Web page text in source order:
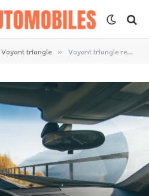
Voyant triangle » Voyant triangle reste allumé sur la Toyota Land Cruiser Serie 70 : Comment faire ?